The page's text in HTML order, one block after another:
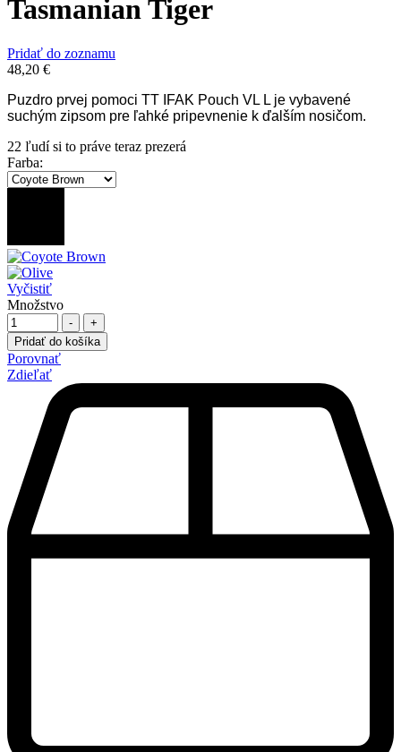
Tasmanian Tiger
Pridať do zoznamu
48,20 €
Puzdro prvej pomoci TT IFAK Pouch VL L je vybavené
suchým zipsom pre ľahké pripevnenie k ďalším nosičom.
22 ľudí si to práve teraz prezerá
Farba:
Vyčistiť
Množstvo
-
+
Pridať do košíka
Porovnať
Zdieľať